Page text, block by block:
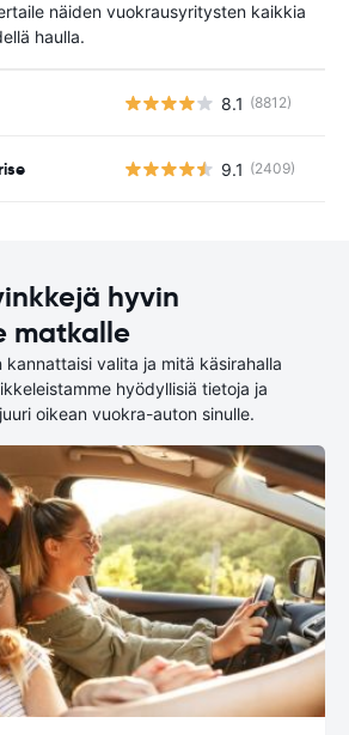
näiden vuokrausyritysten kaikkia
haulla.
8.1 (8812)
9.1 (2409)
hyvin
matkalle
kannattaisi valita ja mitä käsirahalla
hyödyllisiä tietoja ja
oikean vuokra-auton sinulle.